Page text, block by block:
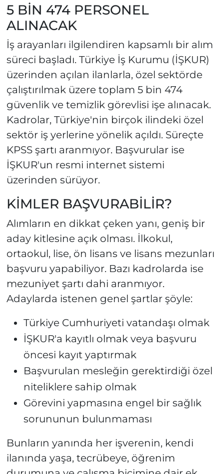
5 BİN 474 PERSONEL
ALINACAK
İş arayanları ilgilendiren kapsamlı bir alım
süreci başladı. Türkiye İş Kurumu (İŞKUR)
üzerinden açılan ilanlarla, özel sektörde
çalıştırılmak üzere toplam 5 bin 474
güvenlik ve temizlik görevlisi işe alınacak.
Kadrolar, Türkiye'nin birçok ilindeki özel
sektör iş yerlerine yönelik açıldı. Süreçte
KPSS şartı aranmıyor. Başvurular ise
İŞKUR'un resmi internet sistemi
üzerinden sürüyor.
KİMLER BAŞVURABİLİR?
Alımların en dikkat çeken yanı, geniş bir
aday kitlesine açık olması. İlkokul,
ortaokul, lise, ön lisans ve lisans mezunları
başvuru yapabiliyor. Bazı kadrolarda ise
mezuniyet şartı dahi aranmıyor.
Adaylarda istenen genel şartlar şöyle:
Türkiye Cumhuriyeti vatandaşı olmak
İŞKUR'a kayıtlı olmak veya başvuru
öncesi kayıt yaptırmak
Başvurulan mesleğin gerektirdiği özel
niteliklere sahip olmak
Görevini yapmasına engel bir sağlık
sorununun bulunmaması
Bunların yanında her işverenin, kendi
ilanında yaşa, tecrübeye, öğrenim